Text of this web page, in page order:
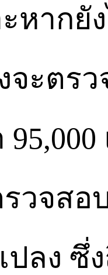
หากยั
จะต
วจสอ
ลง ซึ่